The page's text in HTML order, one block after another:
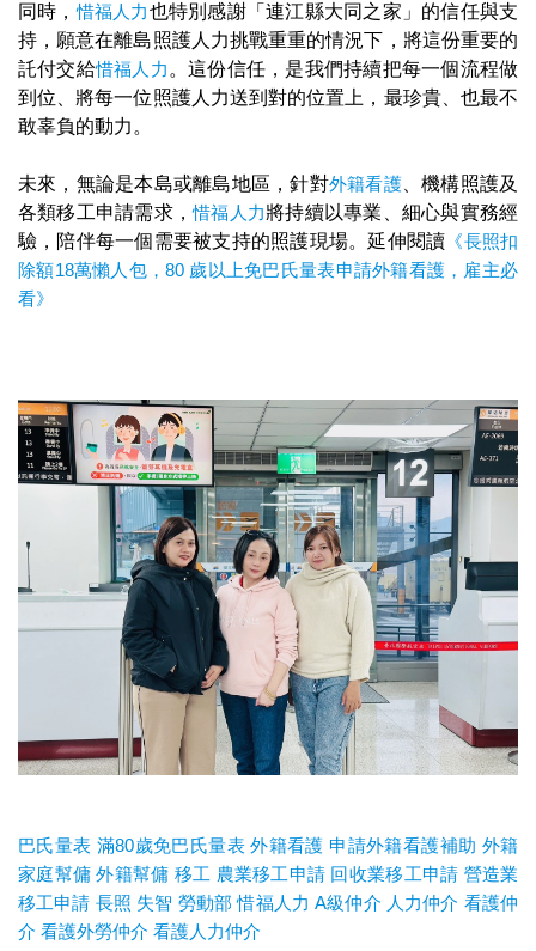
同時，惜福人力也特別感謝「連江縣大同之家」的信任與支
持，願意在離島照護人力挑戰重重的情況下，將這份重要的
託付交給惜福人力 。這份信任，是我們持續把每一個流程做
到位、將每一位照護人力送到對的位置上，最珍貴、也最不
敢辜負的動力。
未來，無論是本島或離島地區，針對外籍看護、機構照護及
各類移工申請需求，惜福人力將持續以專業、細心與實務經
驗，陪伴每一個需要被支持的照護現場。延伸閱讀 《長照扣
除額18萬懶人包，80 歲以上免巴氏量表申請外籍看護，雇主必
看​》
巴氏量表 滿80歲免巴氏量表 外籍看護 申請外籍看護補助 外籍
家庭幫傭 外籍幫傭 移工 農業移工申請 回收業移工申請 營造業
移工申請 長照 失智 勞動部 惜福人力 A級仲介 人力仲介 看護仲
介 看護外勞仲介 看護人力仲介